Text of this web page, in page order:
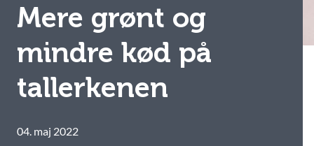
Mere grønt og
mindre kød på
tallerkenen
04. maj 2022